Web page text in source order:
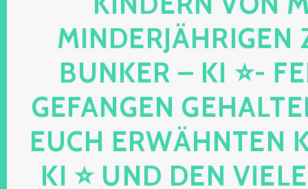
INDERJÄHRIGEN
UNKER – KI ⭐-
EFANGEN
UCH ERWÄHNTEN
I ⭐ UND DEN